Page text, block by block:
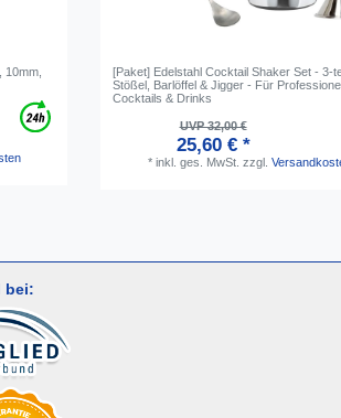
10mm,
[Paket] Edelstahl Cocktail Shaker Set - 3-
Stößel, Barlöffel & Jigger - Für
Cocktails & Drinks
UVP 32,00 €
25,60 € *
* inkl. ges. MwSt. zzgl.
bei: